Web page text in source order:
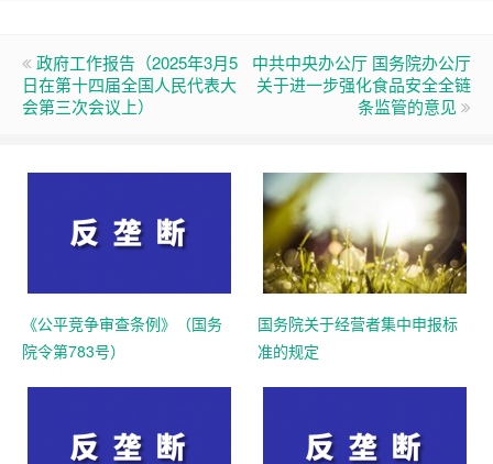
政府工作报告（2025年3月5
日在第十四届全国人民代表大
会第三次会议上）
中共中央办公厅 国务院办公厅
关于进一步强化食品安全全链
条监管的意见
《公平竞争审查条例》（国务
院令第783号）
国务院关于经营者集中申报标
准的规定